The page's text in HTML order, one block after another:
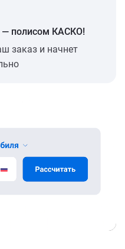
— полисом КАСКО!
заказ и начнет